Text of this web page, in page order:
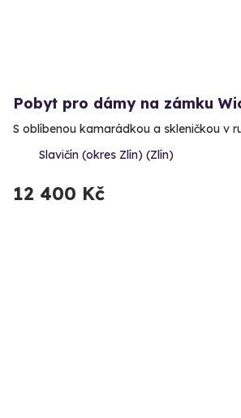
Pobyt pro dámy na zámku
S oblíbenou kamarádkou a skleničkou v
Slavičín (okres Zlín) (Zlín)
12 400 Kč